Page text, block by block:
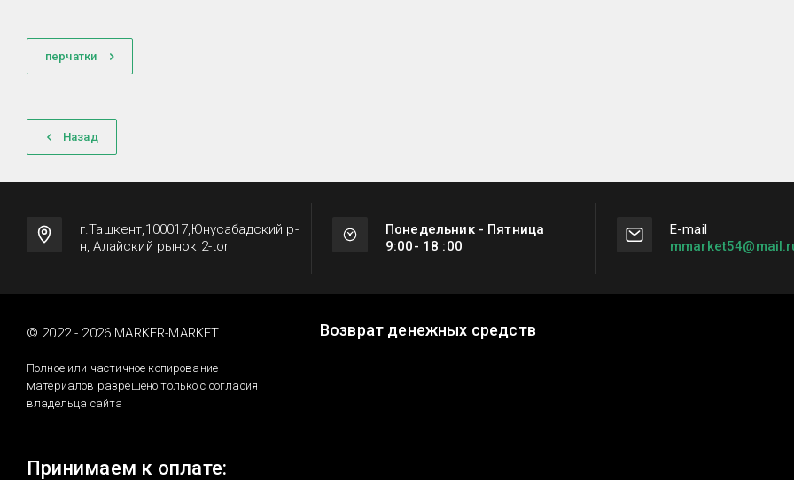
перчатки
Назад
г.Ташкент,100017,Юнусабадский р-
н, Алайский рынок 2-tor
Понедельник - Пятница
9:00- 18 :00
Е-mail
© 2022 - 2026 MARKER-MARKET
Полное или частичное копирование
материалов разрешено только с согласия
владельца сайта
Возврат денежных средств
Принимаем к оплате: